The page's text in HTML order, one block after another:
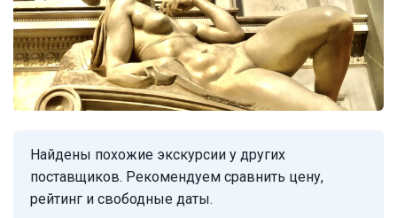
Найдены похожие экскурсии у других
поставщиков. Рекомендуем сравнить цену,
рейтинг и свободные даты.